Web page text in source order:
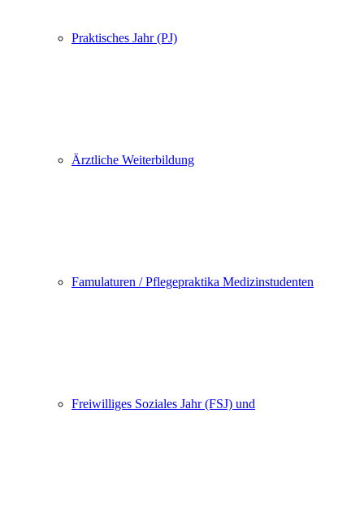
Praktisches Jahr (PJ)
Ärztliche Weiterbildung
Famulaturen / Pflegepraktika Medizinstudenten
Freiwilliges Soziales Jahr (FSJ) und